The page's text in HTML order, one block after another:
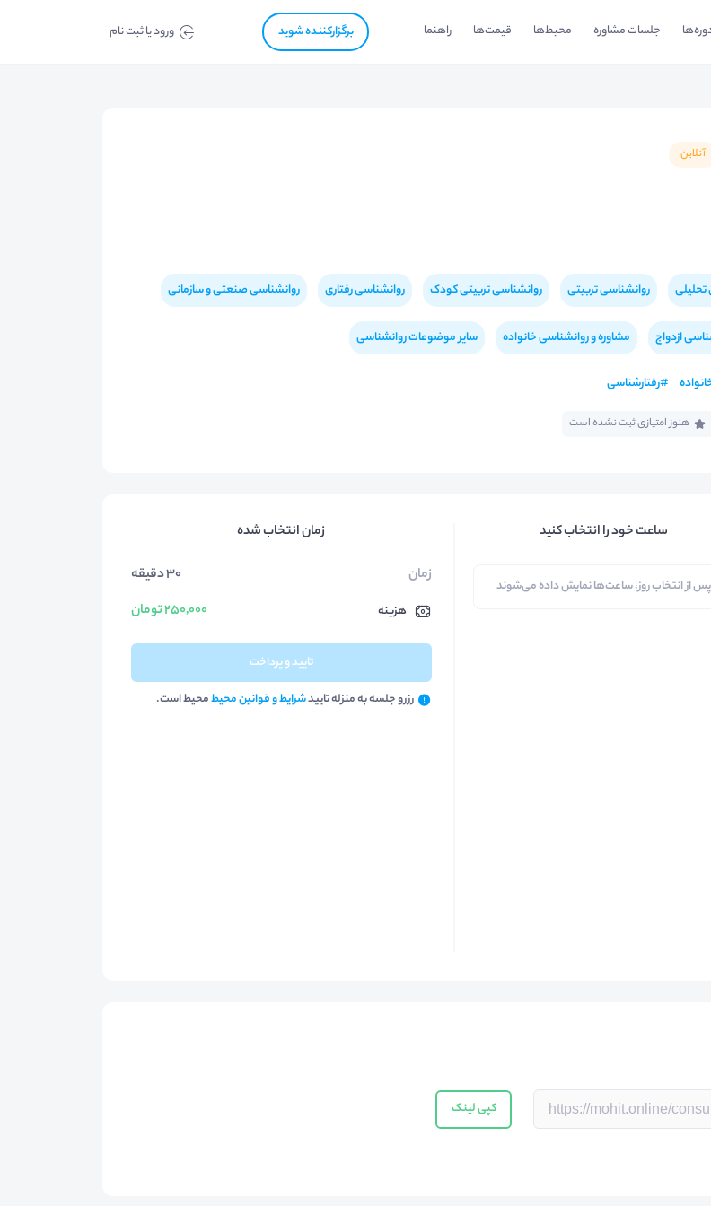
جلسات مشاوره محیط‌ها قیمت‌ها راهنما برگزار‌‌کننده شوید ورود یا ثبت نام
آنلاین
روانشناسی تربیتی روانشناسی تربیتی کودک روانشناسی رفتاری روانشناسی صنعتی و سازمانی
ازدواج مشاوره و روانشناسی خانواده سایر موضوعات روانشناسی
#رفتارشناسی
هنوز امتیازی ثبت نشده است
ساعت خود را انتخاب کنید
پس از انتخاب روز، ساعت‌ها نمایش داده می‌شوند
زمان انتخاب شده
زمان
30 دقیقه
هزینه 250,000 تومان
تایید و پرداخت
رزرو جلسه به منزله تاییدشرایط و قوانین محیطمحیط است.
کپی لینک